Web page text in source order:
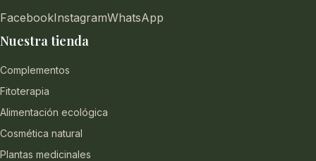
FacebookInstagramWhatsApp
Nuestra tienda
Complementos
Fitoterapia
Alimentación ecológica
Cosmética natural
Plantas medicinales